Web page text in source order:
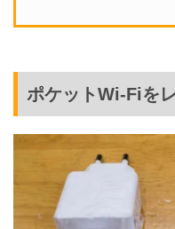
ポケットWi-Fiを